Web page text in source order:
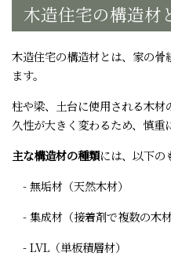
木造住宅の構造材
木造住宅の構造材とは、家の
ます。
柱や梁、土台に使用される木
久性が大きく変わるため、慎重
主な構造材の種類には、以下の
- 無垢材（天然木材）
- 集成材（接着剤で複数の木
- LVL（単板積層材）